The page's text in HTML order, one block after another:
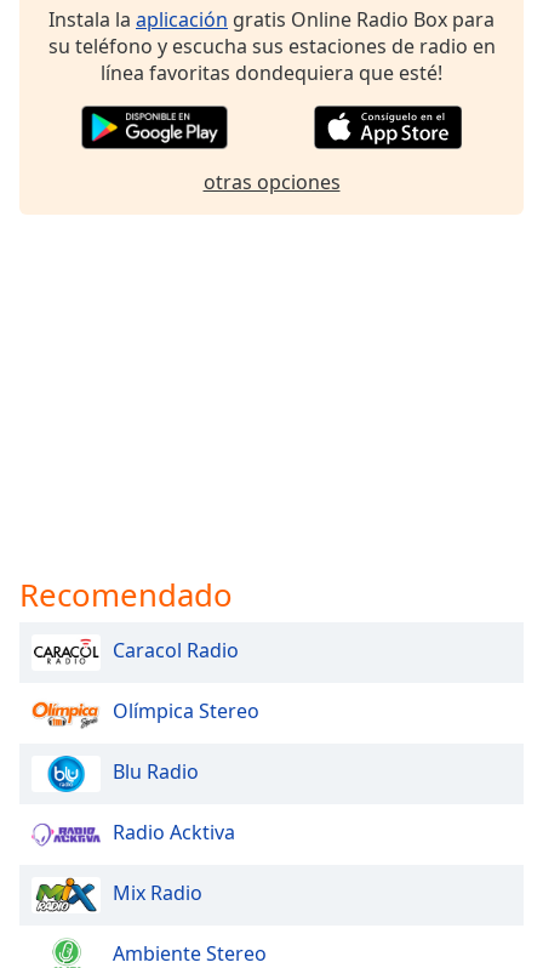
dialog
the
Opacity
Caption
Background
Opacity
Font
Instala la aplicación gratis Online Radio Box para
su teléfono y escucha sus estaciones de radio en
línea favoritas dondequiera que esté!
otras opciones
Recomendado
Caracol Radio
Olímpica Stereo
Blu Radio
Radio Acktiva
Mix Radio
Ambiente Stereo